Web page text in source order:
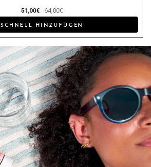
51,00€ 64,00€
SCHNELL HINZUFÜGEN